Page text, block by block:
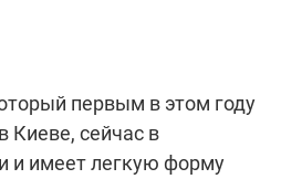
первым в этом году
Киеве, сейчас в
и имеет легкую форму